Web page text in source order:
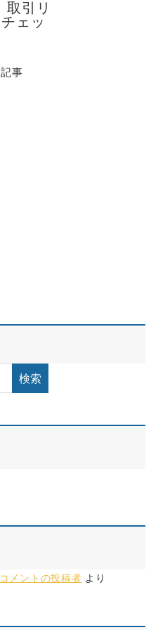
引リ
ェッ
事
検索
メントの投稿者 より